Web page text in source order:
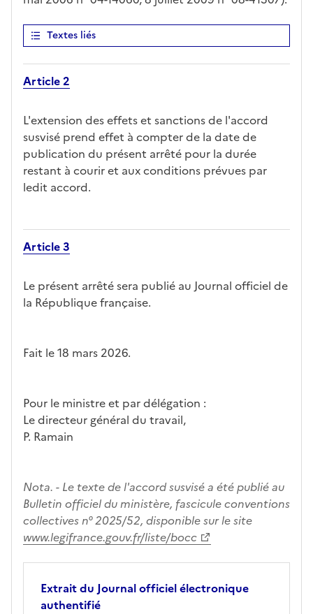
Textes liés
Article 2
L'extension des effets et sanctions de l'accord
susvisé prend effet à compter de la date de
publication du présent arrêté pour la durée
restant à courir et aux conditions prévues par
ledit accord.
Article 3
Le présent arrêté sera publié au Journal officiel de
la République française.
Fait le 18 mars 2026.
Pour le ministre et par délégation :
Le directeur général du travail,
P. Ramain
Nota. - Le texte de l'accord susvisé a été publié au
Bulletin officiel du ministère, fascicule conventions
collectives n° 2025/52, disponible sur le site
www.legifrance.gouv.fr/liste/bocc
Extrait du Journal officiel électronique
authentifié